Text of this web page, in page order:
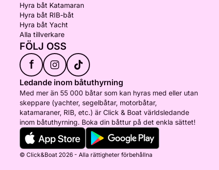
Hyra båt Katamaran
Hyra båt RIB-båt
Hyra båt Yacht
Alla tillverkare
FÖLJ OSS
f
Ledande inom båtuthyrning
Med mer än 55 000 båtar som kan hyras med eller utan
skeppare (yachter, segelbåtar, motorbåtar,
katamaraner, RIB, etc.) är Click & Boat världsledande
inom båtuthyrning. Boka din båttur på det enkla sättet!
© Click&Boat 2026 - Alla rättigheter förbehållna